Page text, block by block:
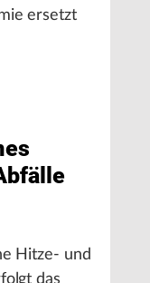
ersetzt
Hitze- und
das